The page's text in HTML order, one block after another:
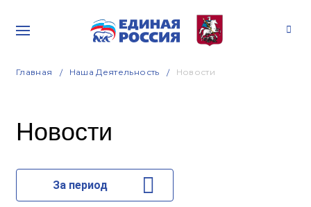
Главная Наша Деятельность Новости
Новости
За период